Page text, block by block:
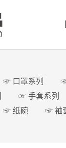
☞ 口罩系列
☞ 手套系列
☞ 纸碗 ☞ 袖